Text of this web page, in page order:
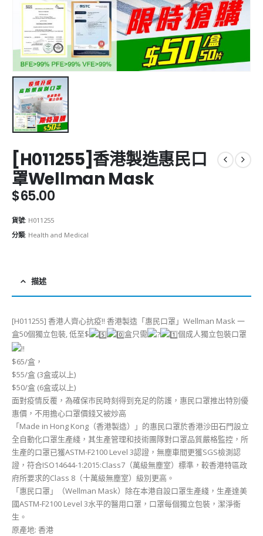
[H011255]香港製造惠民口
罩Wellman Mask
$65.00
貨號: H011255
分類: Health and Medical
描述
[H011255] 香港人齊心抗疫!! 香港製造「惠民口罩」Wellman Mask 一
盒50個獨立包裝, 低至$
盒只需 個成人獨立包裝口罩
$65/盒，
$55/盒 (3盒或以上)
$50/盒 (6盒或以上)
面對疫情反覆，為確保市民時刻得到充足的防護，惠民口罩推出特別優
惠價，不用擔心口罩價錢又被炒高
「Made in Hong Kong（香港製造）」的惠民口罩於香港沙田石門設立
全自動化口罩生產綫，其生產管理和技術團隊對口罩品質嚴格監控，所
生產的口罩已獲ASTM-F2100 Level 3認證，無塵車間更獲SGS檢測認
證，符合ISO14644-1:2015:Class7（萬級無塵室）標準，較香港特區政
府所要求的Class 8（十萬級無塵室）級別更高。
「惠民口罩」（Wellman Mask）除在本港自設口罩生產綫，生產達美
國ASTM-F2100 Level 3水平的醫用口罩，口罩每個獨立包裝，潔淨衞
生。
原產地: 香港